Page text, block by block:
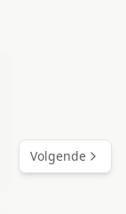
Volgende